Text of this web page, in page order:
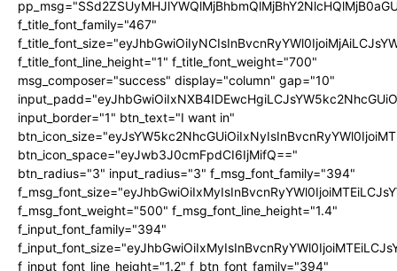
f_title_font_family="467"
f_title_font_line_height="1" f_title_font_weight="700"
msg_composer="success" display="column" gap="10"
input_border="1" btn_text="I want in"
btn_icon_space="eyJwb3J0cmFpdCI6IjMifQ=="
btn_radius="3" input_radius="3" f_msg_font_family="394"
f_msg_font_weight="500" f_msg_font_line_height="1.4"
f_input_font_family="394"
f_input_font_line_height="1.2" f_btn_font_family="394"